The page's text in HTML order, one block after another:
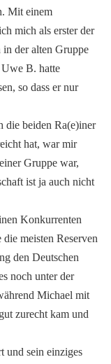
Mit einem
mich als erster der
der alten Gruppe
B. hatte
so dass er nur
die beiden Ra(e)iner
hat, war mir
Gruppe war,
ist ja auch nicht
Konkurrenten
meisten Reserven
den Deutschen
noch unter der
Michael mit
zurecht kam und
und sein einziges